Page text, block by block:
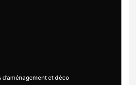
d’aménagement et déco